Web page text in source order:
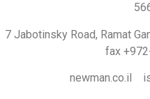
7 Jabotinsky Road, Ramat
fax
newman.co.il